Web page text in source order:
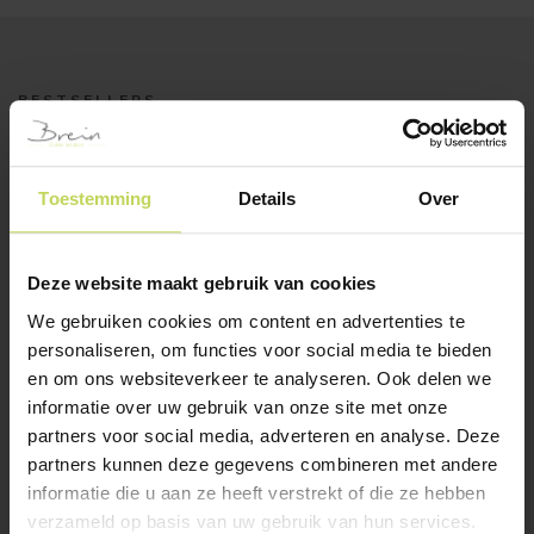
Toestemming Details Over
Deze website maakt gebruik van cookies
We gebruiken cookies om content en advertenties te
personaliseren, om functies voor social media te bieden
en om ons websiteverkeer te analyseren. Ook delen we
informatie over uw gebruik van onze site met onze
partners voor social media, adverteren en analyse. Deze
partners kunnen deze gegevens combineren met andere
informatie die u aan ze heeft verstrekt of die ze hebben
verzameld op basis van uw gebruik van hun services.
BESTSELLERS
Klanten bekeken ook
eetkamerstoel CELIA
clay
Trendhopper
Xooon armstoel NOLAN
icegrey
XOOON
229,-